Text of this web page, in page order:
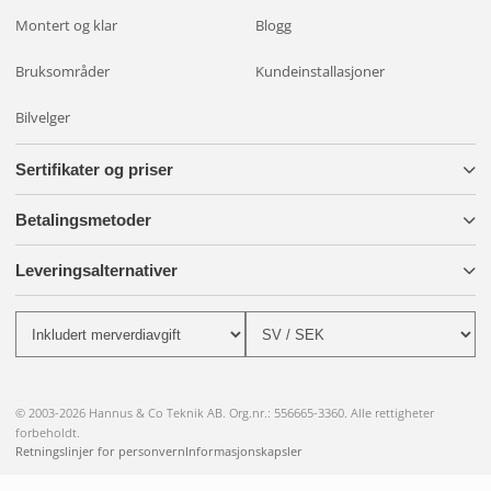
Kontakt oss.
Montert og klar Blogg
Bruksområder Kundeinstallasjoner
Bilvelger
Sertifikater og priser
Betalingsmetoder
Leveringsalternativer
© 2003-2026 Hannus & Co Teknik AB. Org.nr.: 556665-3360. Alle rettigheter
forbeholdt.
Retningslinjer for personvernInformasjonskapsler